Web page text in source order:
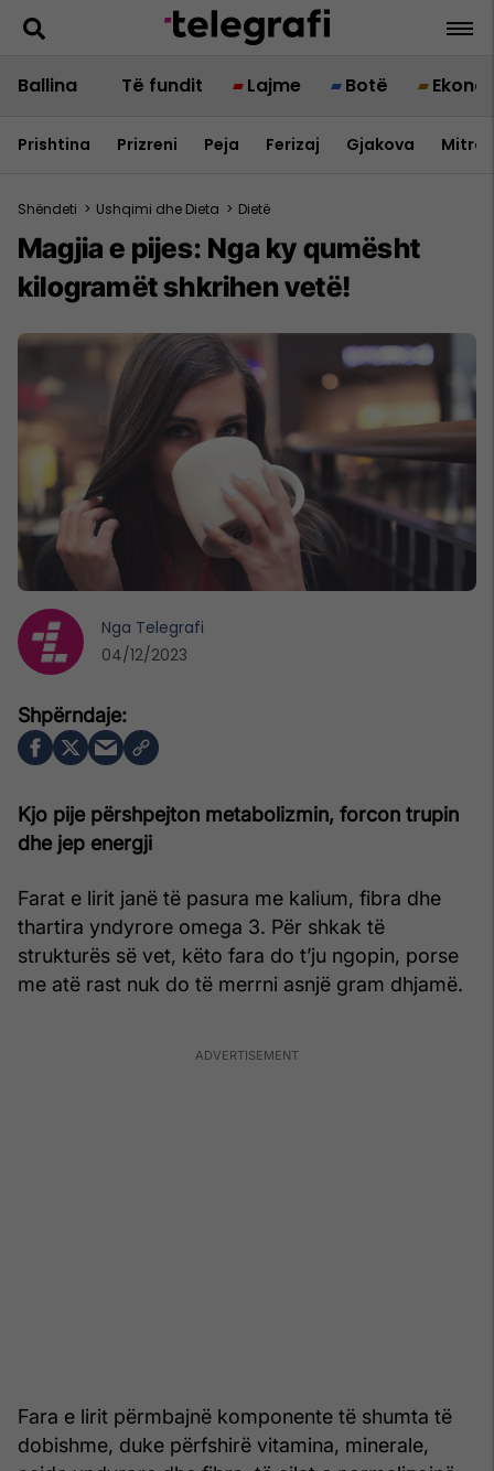
Ballina Të fundit Lajme Botë
Prishtina Prizreni Peja Ferizaj Gjakova
Shëndeti > Ushqimi dhe Dieta > Dietë
Magjia e pijes: Nga ky qumësht
kilogramët shkrihen vetë!
Kjo pije përshpejton metabolizmin, forcon trupin
dhe jep energji
Farat e lirit janë të pasura me kalium, fibra dhe
thartira yndyrore omega 3. Për shkak të
strukturës së vet, këto fara do t’ju ngopin, porse
me atë rast nuk do të merrni asnjë gram dhjamë.
Fara e lirit përmbajnë komponente të shumta të
dobishme, duke përfshirë vitamina, minerale,
Nga Telegrafi
04/12/2023